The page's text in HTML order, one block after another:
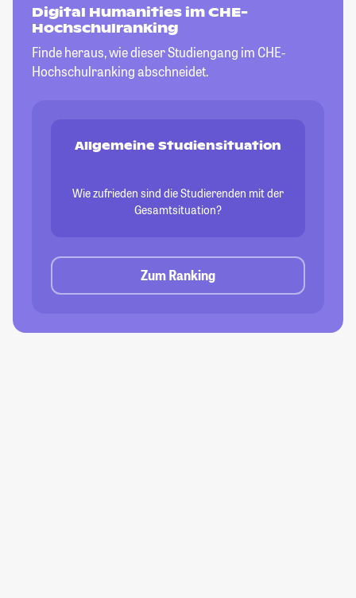
Digital Humanities im CHE-
Hochschulranking
Finde heraus, wie dieser Studiengang im CHE-
Hochschulranking abschneidet.
Allgemeine Studiensituation
Wie zufrieden sind die Studierenden mit der
Gesamtsituation?
Zum Ranking